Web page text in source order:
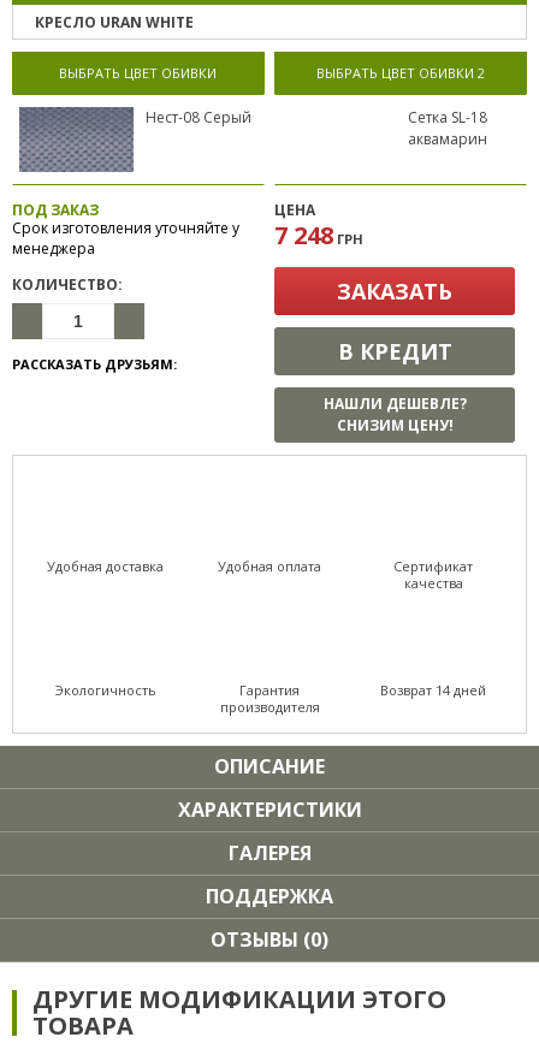
КРЕСЛО URAN WHITE
ВЫБРАТЬ ЦВЕТ ОБИВКИ
Нест-08 Серый
ВЫБРАТЬ ЦВЕТ ОБИВКИ 2
Сетка SL-18
аквамарин
ПОД ЗАКАЗ
Срок изготовления уточняйте у
менеджера
КОЛИЧЕСТВО:
РАССКАЗАТЬ ДРУЗЬЯМ:
ЦЕНА
7 248 ГРН
ЗАКАЗАТЬ
В КРЕДИТ
НАШЛИ ДЕШЕВЛЕ?
СНИЗИМ ЦЕНУ!
Удобная доставка Удобная оплата
Сертификат
качества
Экологичность
Гарантия
производителя
Возврат 14 дней
ОПИСАНИЕ
ХАРАКТЕРИСТИКИ
ГАЛЕРЕЯ
ПОДДЕРЖКА
ОТЗЫВЫ (0)
ДРУГИЕ МОДИФИКАЦИИ ЭТОГО
ТОВАРА